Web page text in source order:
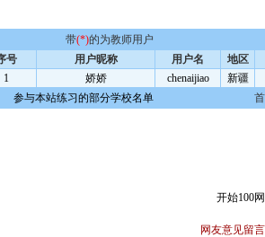
带(*)的为教师用户
号
用户昵称 用户名
地区
1
娇娇 chenaijiao
新疆
参与本站练习的部分学校名单
开始100
网友意见留